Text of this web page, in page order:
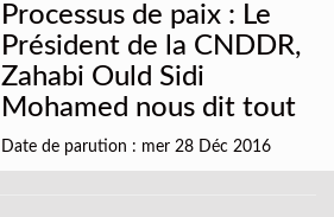
Processus de paix : Le
Président de la CNDDR,
Zahabi Ould Sidi
Mohamed nous dit tout
Date de parution : mer 28 Déc 2016